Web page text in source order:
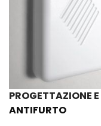
PROGETTAZIONE E
ANTIFURTO